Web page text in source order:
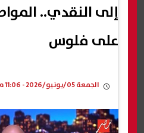
إلى النقدي..
على فلوس
الجمعة 05/يونيو/2026 - 11:06 م